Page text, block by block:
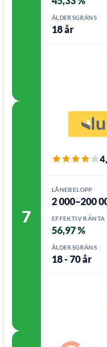
ÅLDERSGRÄNS
18 år
7
LÅNEBELOPP
2 000–200
EFFEKTIV RÄNTA
56,97 %
ÅLDERSGRÄNS
18 - 70 år